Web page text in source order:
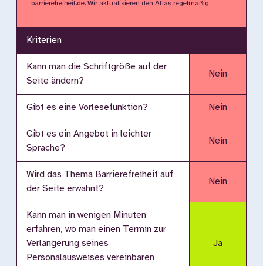
barrierefreiheit.de. Wir aktualisieren den Atlas regelmäßig.
Kriterien
Kann man die Schriftgröße auf der
Seite ändern?
Nein
Gibt es eine Vorlesefunktion? Nein
Gibt es ein Angebot in leichter
Sprache?
Nein
Wird das Thema Barrierefreiheit auf
der Seite erwähnt?
Nein
Kann man in wenigen Minuten
erfahren, wo man einen Termin zur
Verlängerung seines
Personalausweises vereinbaren
Ja